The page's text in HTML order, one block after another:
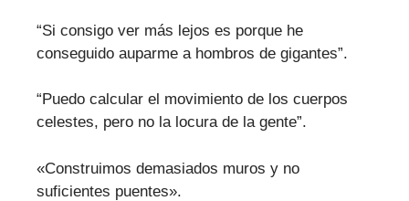
“Si consigo ver más lejos es porque he
conseguido auparme a hombros de gigantes”.
“Puedo calcular el movimiento de los cuerpos
celestes, pero no la locura de la gente”.
«Construimos demasiados muros y no
suficientes puentes».